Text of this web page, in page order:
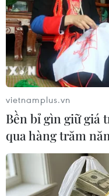
Tổng thống Mỹ
để bàn về người
Mỹ phê chuẩn
và giám sát
Mỹ: Đảng Dân
can thiệp hệ
Chính quyền Mỹ
cấp dữ liệu cử tri
Bầu cử Mỹ
nghị sỹ tại
vietnamplus.vn
Bền bỉ gìn giữ giá
qua hàng trăm